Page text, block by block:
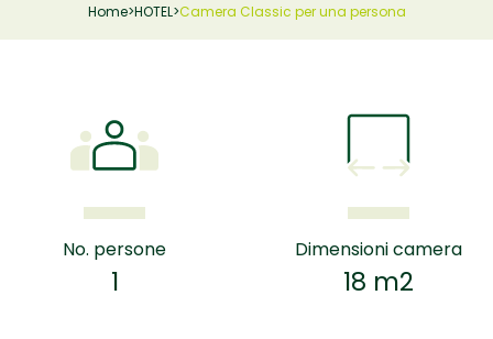
Home>HOTEL>Camera Classic per una persona
1
No. persone
18 m2
Dimensioni camera